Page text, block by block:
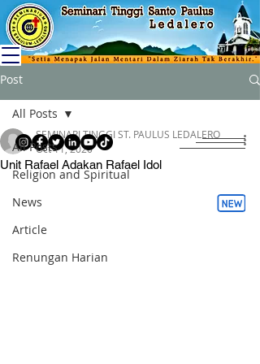
Post
All Posts
Religion and Spiritual
News
Article
Renungan Harian
All Posts
Unit Rafael Adakan Rafael Idol
SEMINARI TINGGI ST. PAULUS LEDALERO
Oct 11, 2020